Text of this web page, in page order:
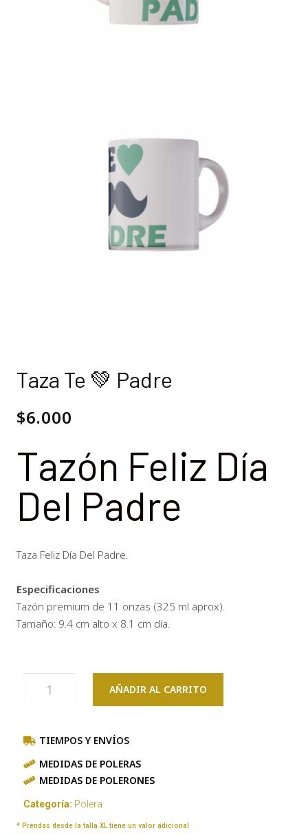
Taza Te 💚 Padre
$6.000
Tazón Feliz Día
Del Padre
Taza Feliz Día Del Padre.
Especificaciones
Tazón premium de 11 onzas (325 ml aprox).
Tamaño: 9.4 cm alto x 8.1 cm día.
AÑADIR AL CARRITO
TIEMPOS Y ENVÍOS
MEDIDAS DE POLERAS
MEDIDAS DE POLERONES
Categoría: Polera
* Prendas desde la talla XL tiene un valor adicional